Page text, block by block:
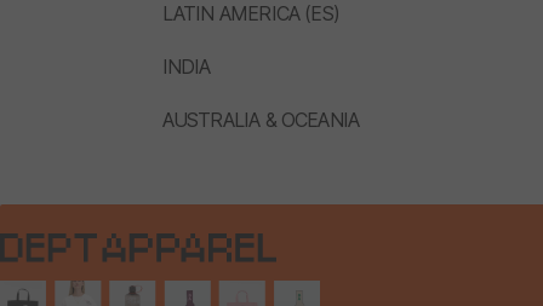
LATIN AMERICA (ES)
INDIA
AUSTRALIA & OCEANIA